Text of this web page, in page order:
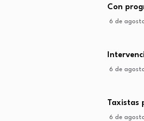
Con
6 de
6 de
Taxistas
6 de